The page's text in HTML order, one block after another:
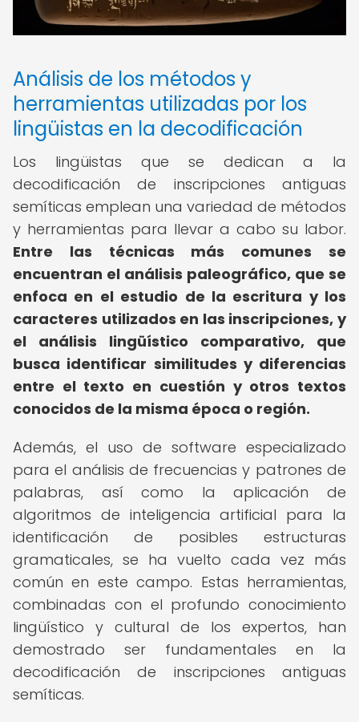
Análisis de los métodos y
herramientas utilizadas por los
lingüistas en la decodificación
Los lingüistas que se dedican a la
decodificación de inscripciones antiguas
semíticas emplean una variedad de métodos
y herramientas para llevar a cabo su labor.
Entre las técnicas más comunes se
encuentran el análisis paleográfico, que se
enfoca en el estudio de la escritura y los
caracteres utilizados en las inscripciones, y
el análisis lingüístico comparativo, que
busca identificar similitudes y diferencias
entre el texto en cuestión y otros textos
conocidos de la misma época o región.
Además, el uso de software especializado
para el análisis de frecuencias y patrones de
palabras, así como la aplicación de
algoritmos de inteligencia artificial para la
identificación de posibles estructuras
gramaticales, se ha vuelto cada vez más
común en este campo. Estas herramientas,
combinadas con el profundo conocimiento
lingüístico y cultural de los expertos, han
demostrado ser fundamentales en la
decodificación de inscripciones antiguas
semíticas.